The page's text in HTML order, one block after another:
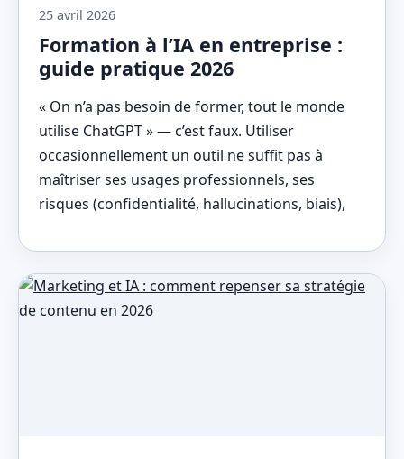
25 avril 2026
Formation à l’IA en entreprise :
guide pratique 2026
« On n’a pas besoin de former, tout le monde
utilise ChatGPT » — c’est faux. Utiliser
occasionnellement un outil ne suffit pas à
maîtriser ses usages professionnels, ses
risques (confidentialité, hallucinations, biais),